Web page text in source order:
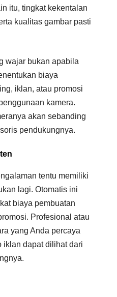
itu, tingkat kekentalan
kualitas gambar pasti
wajar bukan apabila
biaya
iklan, atau promosi
kamera.
akan sebanding
pendukungnya.
tentu memiliki
lagi. Otomatis ini
biaya pembuatan
Profesional atau
yang Anda percaya
iklan dapat dilihat dari